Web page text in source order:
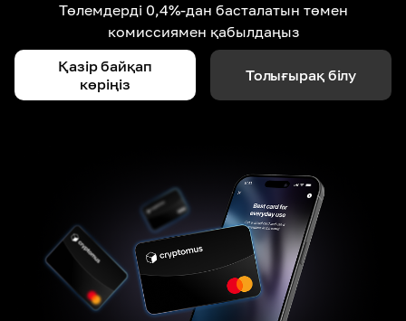
Төлемдерді 0,4%-дан басталатын төмен
комиссиямен қабылдаңыз
Қазір байқап
көріңіз
Толығырақ білу